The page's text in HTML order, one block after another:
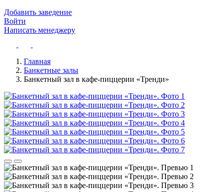
Добавить заведение
Войти
Написать менеджеру
Главная
Банкетные залы
Банкетный зал в кафе-пиццерии «Тренди»